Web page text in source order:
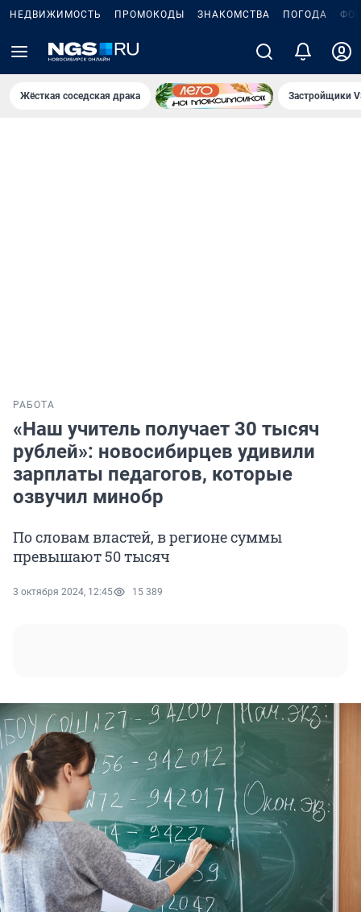
НЕДВИЖИМОСТЬ ПРОМОКОДЫ ЗНАКОМСТВА ПОГОДА
Жёсткая соседская драка Застройщики
РАБОТА
«Наш учитель получает 30 тысяч
рублей»: новосибирцев удивили
зарплаты педагогов, которые
озвучил минобр
По словам властей, в регионе суммы
превышают 50 тысяч
3 октября 2024, 12:45 15 389